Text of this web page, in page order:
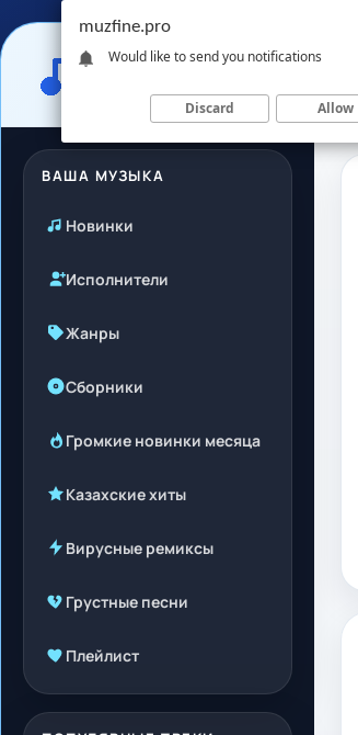
ВАША МУЗЫКА
Новинки
Исполнители
Жанры
Сборники
Громкие новинки месяца
Казахские хиты
Вирусные ремиксы
Грустные песни
Плейлист
muzfine.pro
Would like to send you notifications
Discard Allow